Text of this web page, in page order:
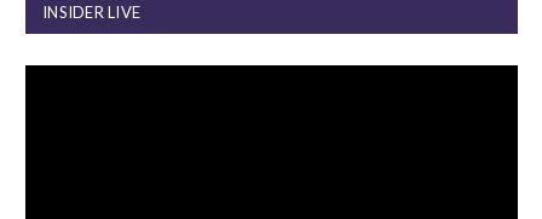
INSIDER LIVE